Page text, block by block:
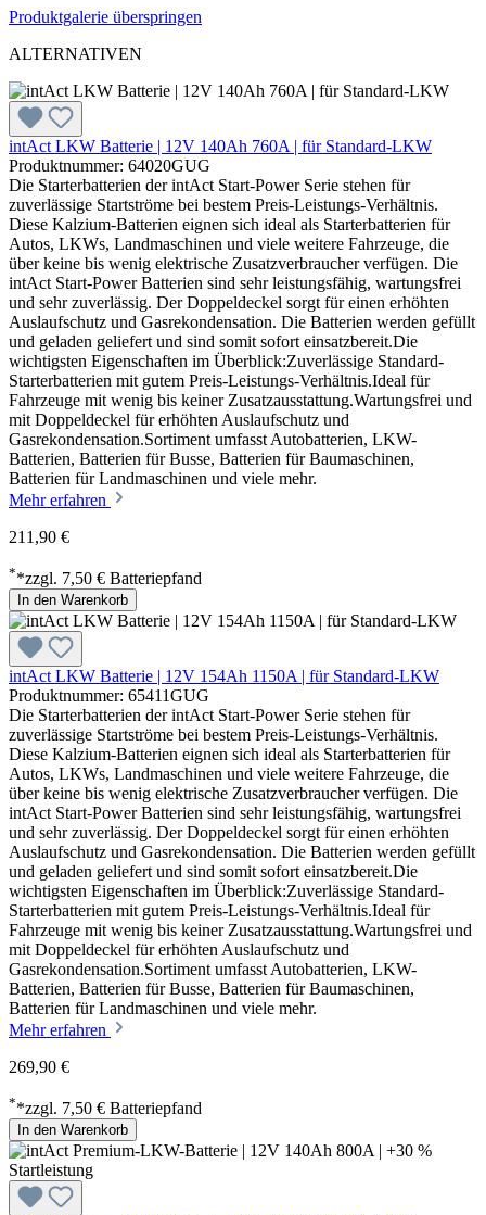
Produktgalerie überspringen
ALTERNATIVEN
intAct LKW Batterie | 12V 140Ah 760A | für Standard-LKW
Produktnummer: 64020GUG
Die Starterbatterien der intAct Start-Power Serie stehen für
zuverlässige Startströme bei bestem Preis-Leistungs-Verhältnis.
Diese Kalzium-Batterien eignen sich ideal als Starterbatterien für
Autos, LKWs, Landmaschinen und viele weitere Fahrzeuge, die
über keine bis wenig elektrische Zusatzverbraucher verfügen. Die
intAct Start-Power Batterien sind sehr leistungsfähig, wartungsfrei
und sehr zuverlässig. Der Doppeldeckel sorgt für einen erhöhten
Auslaufschutz und Gasrekondensation. Die Batterien werden gefüllt
und geladen geliefert und sind somit sofort einsatzbereit.Die
wichtigsten Eigenschaften im Überblick:Zuverlässige Standard-
Starterbatterien mit gutem Preis-Leistungs-Verhältnis.Ideal für
Fahrzeuge mit wenig bis keiner Zusatzausstattung.Wartungsfrei und
mit Doppeldeckel für erhöhten Auslaufschutz und
Gasrekondensation.Sortiment umfasst Autobatterien, LKW-
Batterien, Batterien für Busse, Batterien für Baumaschinen,
Batterien für Landmaschinen und viele mehr.
Mehr erfahren
211,90 €
**zzgl. 7,50 € Batteriepfand
In den Warenkorb
intAct LKW Batterie | 12V 154Ah 1150A | für Standard-LKW
Produktnummer: 65411GUG
Die Starterbatterien der intAct Start-Power Serie stehen für
zuverlässige Startströme bei bestem Preis-Leistungs-Verhältnis.
Diese Kalzium-Batterien eignen sich ideal als Starterbatterien für
Autos, LKWs, Landmaschinen und viele weitere Fahrzeuge, die
über keine bis wenig elektrische Zusatzverbraucher verfügen. Die
intAct Start-Power Batterien sind sehr leistungsfähig, wartungsfrei
und sehr zuverlässig. Der Doppeldeckel sorgt für einen erhöhten
Auslaufschutz und Gasrekondensation. Die Batterien werden gefüllt
und geladen geliefert und sind somit sofort einsatzbereit.Die
wichtigsten Eigenschaften im Überblick:Zuverlässige Standard-
Starterbatterien mit gutem Preis-Leistungs-Verhältnis.Ideal für
Fahrzeuge mit wenig bis keiner Zusatzausstattung.Wartungsfrei und
mit Doppeldeckel für erhöhten Auslaufschutz und
Gasrekondensation.Sortiment umfasst Autobatterien, LKW-
Batterien, Batterien für Busse, Batterien für Baumaschinen,
Batterien für Landmaschinen und viele mehr.
Mehr erfahren
269,90 €
**zzgl. 7,50 € Batteriepfand
In den Warenkorb